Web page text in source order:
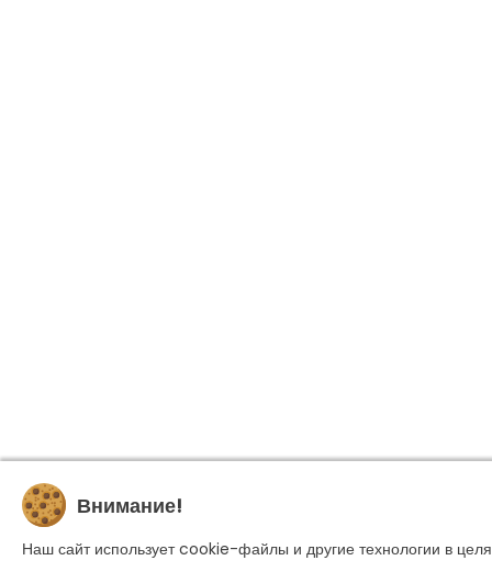
Внимание!
Наш сайт использует cookie-файлы и другие технологии в